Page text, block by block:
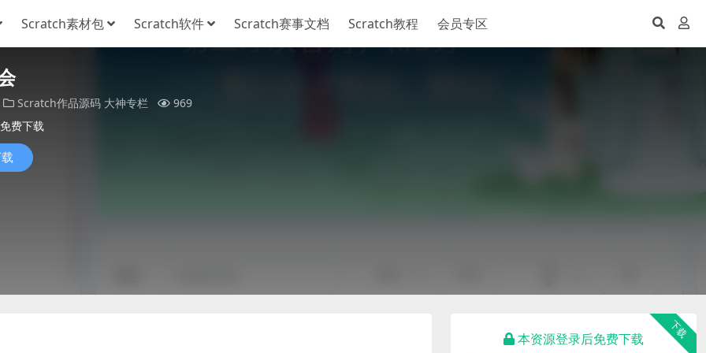
Scratch素材包 Scratch软件 Scratch赛事文档 Scratch教程 会员专区
Scratch作品源码 大神专栏
969
费下载
下载
本资源登录后免费下载